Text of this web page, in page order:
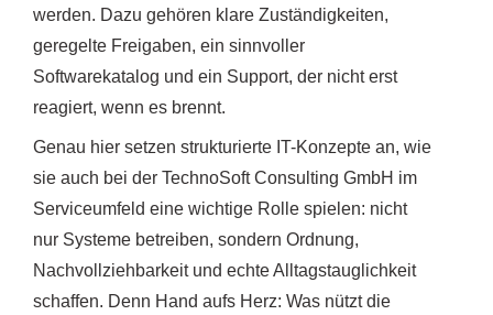
werden. Dazu gehören klare Zuständigkeiten,
geregelte Freigaben, ein sinnvoller
Softwarekatalog und ein Support, der nicht erst
reagiert, wenn es brennt.
Genau hier setzen strukturierte IT-Konzepte an, wie
sie auch bei der TechnoSoft Consulting GmbH im
Serviceumfeld eine wichtige Rolle spielen: nicht
nur Systeme betreiben, sondern Ordnung,
Nachvollziehbarkeit und echte Alltagstauglichkeit
schaffen. Denn Hand aufs Herz: Was nützt die